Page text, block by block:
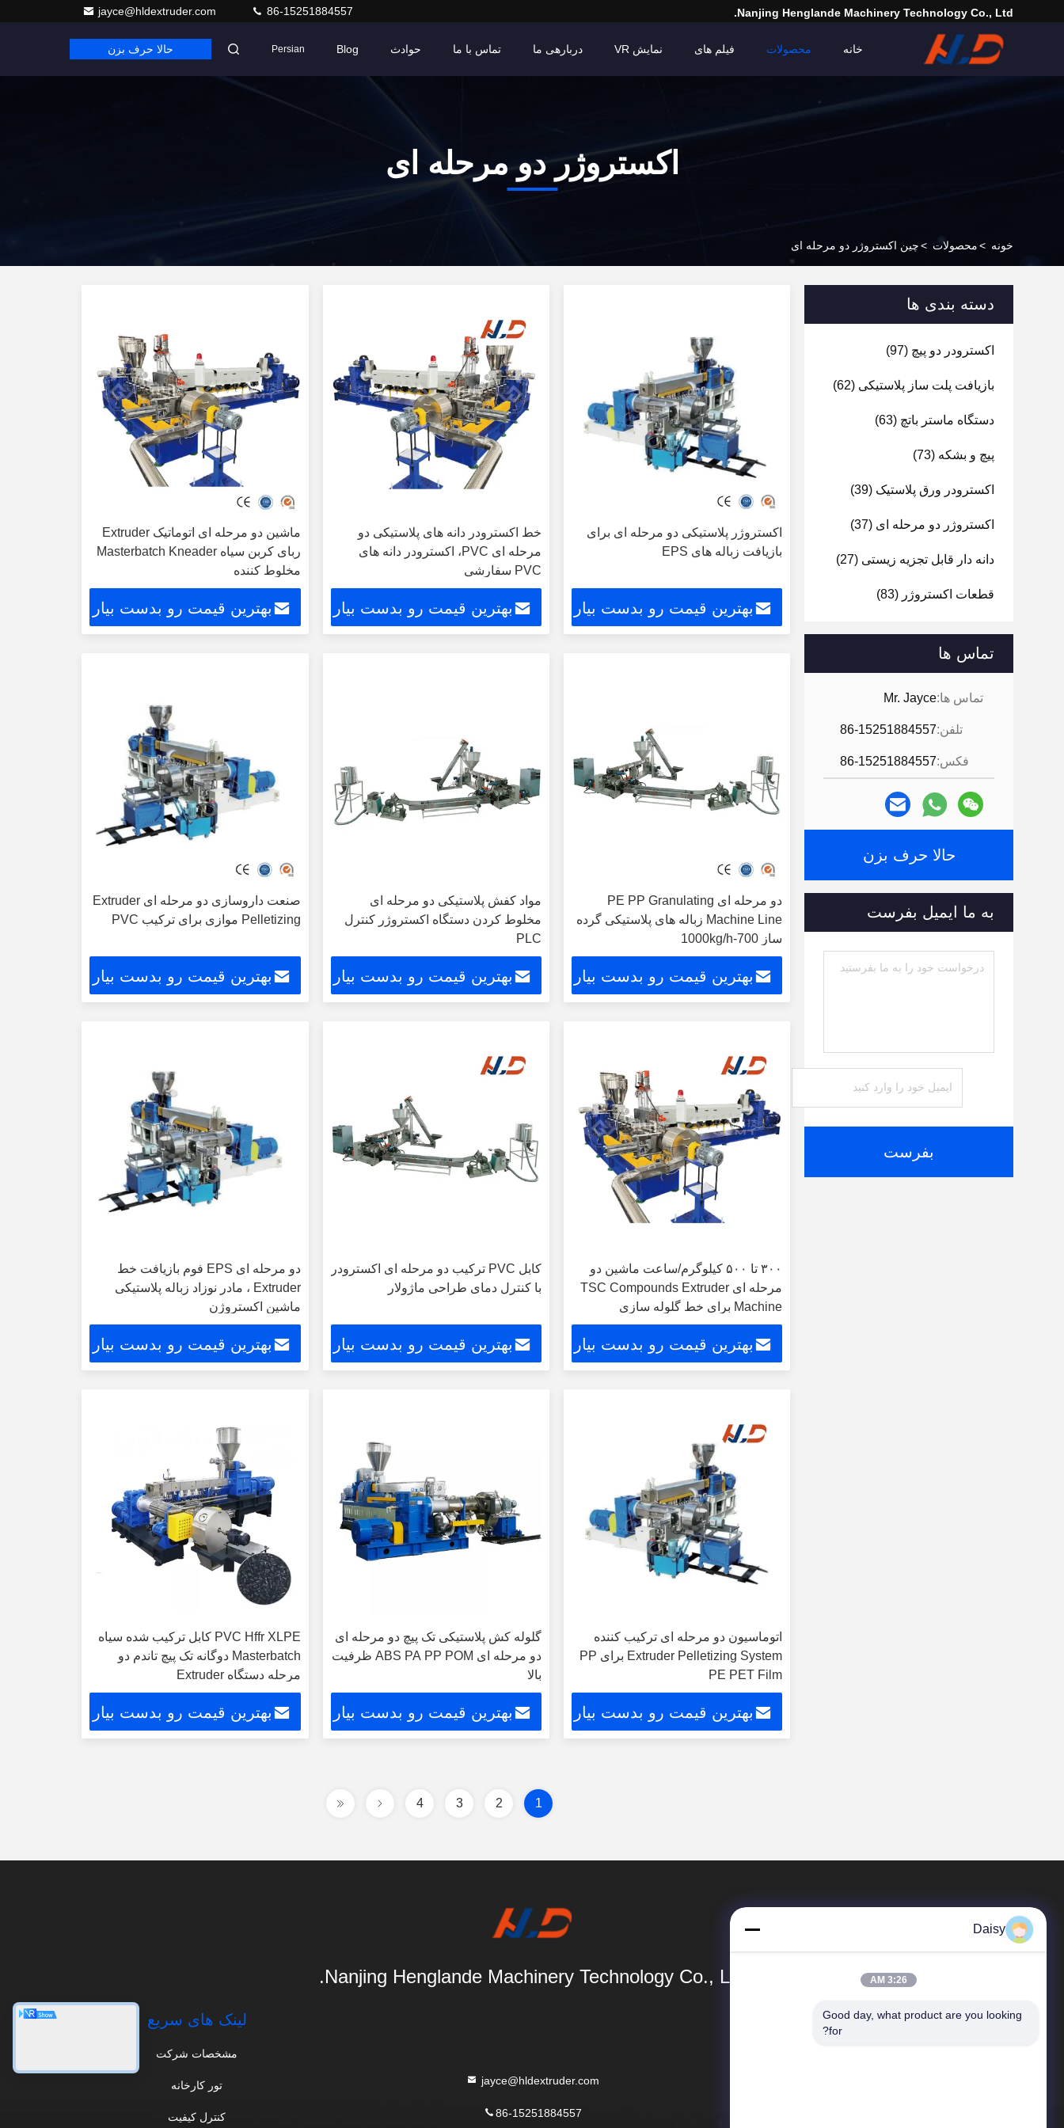
Nanjing Henglande Machinery Technology Co., Ltd.
jayce@hldextruder.com 86-15251884557
خانه محصولات فیلم های نمایش VR دربارهی ما تماس با ما حوادث Blog
Persian حالا حرف بزن
اکستروژر دو مرحله ای
خونه >محصولات >چین اکستروژر دو مرحله ای
دسته بندی ها
اکسترودر دو پیچ (97)
بازیافت پلت ساز پلاستیکی (62)
دستگاه ماستر باتچ (63)
پیچ و بشکه (73)
اکسترودر ورق پلاستیک (39)
اکستروژر دو مرحله ای (37)
دانه دار قابل تجزیه زیستی (27)
قطعات اکستروژر (83)
تماس ها
تماس ها:Mr. Jayce
تلفن:86-15251884557
فکس:86-15251884557
حالا حرف بزن
به ما ایمیل بفرست
بفرست
اکستروژر پلاستیکی دو مرحله ای برای
بازیافت زباله های EPS
بهترین قیمت رو بدست بیار
خط اکسترودر دانه های پلاستیکی دو
مرحله ای PVC، اکسترودر دانه های
PVC سفارشی
بهترین قیمت رو بدست بیار
ماشین دو مرحله ای اتوماتیک Extruder
ربای کربن سیاه Masterbatch Kneader
مخلوط کننده
بهترین قیمت رو بدست بیار
دو مرحله ای PE PP Granulating
Machine Line زباله های پلاستیکی گرده
ساز 700-1000kg/h
بهترین قیمت رو بدست بیار
مواد کفش پلاستیکی دو مرحله ای
مخلوط کردن دستگاه اکستروژر کنترل
PLC
بهترین قیمت رو بدست بیار
صنعت داروسازی دو مرحله ای Extruder
Pelletizing موازی برای ترکیب PVC
بهترین قیمت رو بدست بیار
۳۰۰ تا ۵۰۰ کیلوگرم/ساعت ماشین دو
مرحله ای TSC Compounds Extruder
Machine برای خط گلوله سازی
بهترین قیمت رو بدست بیار
کابل PVC ترکیب دو مرحله ای اکسترودر
با کنترل دمای طراحی ماژولار
بهترین قیمت رو بدست بیار
دو مرحله ای EPS فوم بازیافت خط
Extruder ، مادر نوزاد زباله پلاستیکی
ماشین اکستروژن
بهترین قیمت رو بدست بیار
اتوماسیون دو مرحله ای ترکیب کننده
Extruder Pelletizing System برای PP
PE PET Film
بهترین قیمت رو بدست بیار
گلوله کش پلاستیکی تک پیچ دو مرحله ای
دو مرحله ای ABS PA PP POM ظرفیت
بالا
بهترین قیمت رو بدست بیار
PVC Hffr XLPE کابل ترکیب شده سیاه
Masterbatch دوگانه تک پیچ تاندم دو
مرحله دستگاه Extruder
بهترین قیمت رو بدست بیار
1
2
3
4
Nanjing Henglande Machinery Technology Co., Ltd.
محصولات
jayce@hldextruder.com
86-15251884557
لینک های سریع
مشخصات شرکت
تور کارخانه
کنترل کیفیت
Daisy
3:26 AM
Good day, what product are you looking
for?